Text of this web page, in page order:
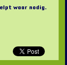
waar nodig.